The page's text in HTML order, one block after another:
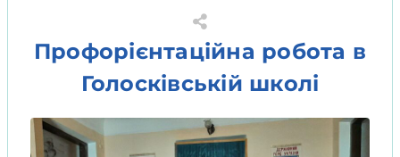
Профорієнтаційна робота в
Голосківській школі